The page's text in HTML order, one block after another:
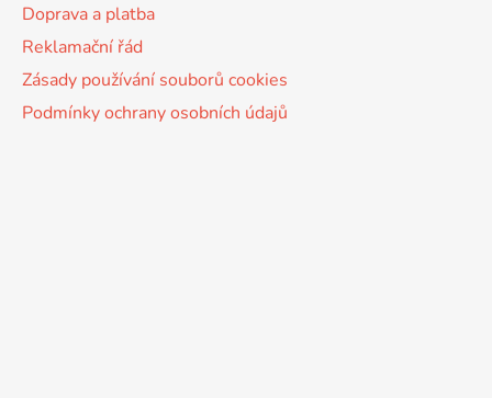
Doprava a platba
Reklamační řád
Zásady používání souborů cookies
Podmínky ochrany osobních údajů